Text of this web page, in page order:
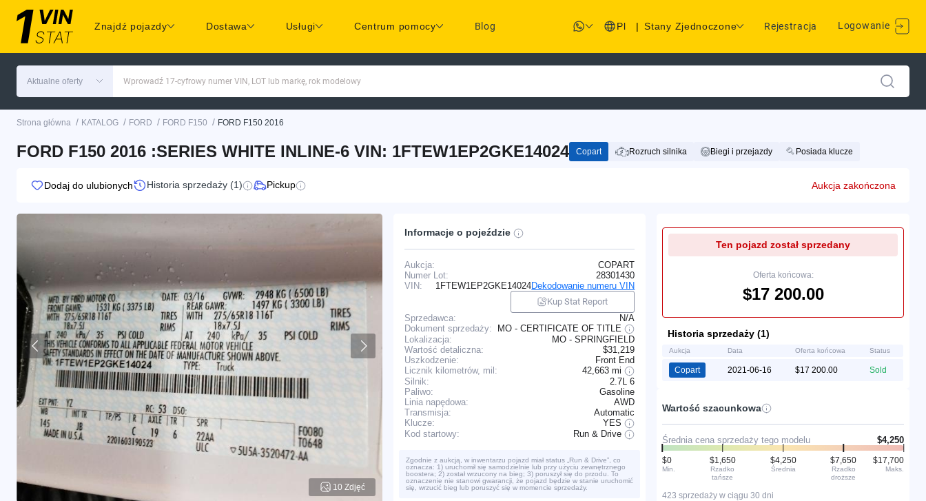
Znajdź pojazdy Dostawa Usługi Centrum pomocy Blog Pl | Stany Zjednoczone Rejestracja Logowanie
Aktualne oferty Wprowadź 17-cyfrowy numer VIN, LOT lub markę, rok modelowy
Strona główna / KATALOG / FORD / FORD F150 / FORD F150 2016
FORD F150 2016 :SERIES WHITE INLINE-6 VIN: 1FTEW1EP2GKE14024 Copart Rozruch silnika Biegi i przejazdy Posiada klucze
Dodaj do ulubionych Historia sprzedaży (1) Pickup Aukcja zakończona
10 Zdjęć
Informacje o pojeździe
Aukcja:
COPART
Numer Lot:
28301430
VIN:
1FTEW1EP2GKE14024Dekodowanie numeru VIN
Kup Stat Report
Sprzedawca:
N/A
Dokument sprzedaży:
MO - CERTIFICATE OF TITLE
Lokalizacja:
MO - SPRINGFIELD
Wartość detaliczna:
$31,219
Uszkodzenie:
Front End
Licznik kilometrów, mil:
42,663 mi
Silnik:
2.7L 6
Paliwo:
Gasoline
Linia napędowa:
AWD
Transmisja:
Automatic
Klucze:
YES
Kod startowy:
Run & Drive
Zgodnie z aukcją, w inwentarzu pojazd miał status „Run & Drive”, co
oznacza: 1) uruchomił się samodzielnie lub przy użyciu zewnętrznego
boostera; 2) został wrzucony na bieg; 3) poruszył się do przodu. To
oznaczenie nie stanowi gwarancji, że pojazd będzie w stanie uruchomić
się, wrzucić bieg lub poruszyć się w momencie sprzedaży.
Ten pojazd został sprzedany
Oferta końcowa:
$17 200.00
Historia sprzedaży (1)
Aukcja Data Oferta końcowa Status
Copart 2021-06-16 $17 200.00 Sold
Wartość szacunkowa
Średnia cena sprzedaży tego modelu $4,250
$0
Min.
$1,650
Rzadko
tańsze
$4,250
Średnia
$7,650
Rzadko
droższe
$17,700
Maks.
423 sprzedaży w ciągu 30 dni